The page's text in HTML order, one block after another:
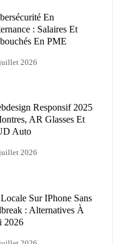
En
: Salaires Et
En PME
2026
Responsif 2025
AR Glasses Et
Auto
2026
Sur IPhone Sans
: Alternatives À
2026